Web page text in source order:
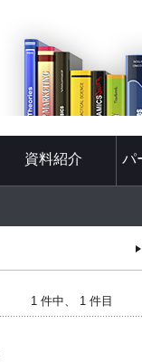
資料紹介 パ
1 件中、 1 件目